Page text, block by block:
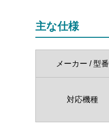
主な仕様
メーカー / 型番
対応機種